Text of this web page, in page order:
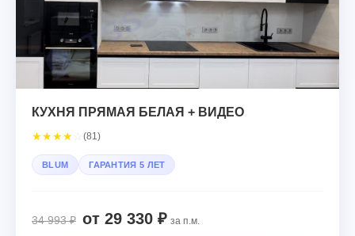
КУХНЯ ПРЯМАЯ БЕЛАЯ + ВИДЕО
★★★★ (81)
BLUM ГАРАНТИЯ 5 ЛЕТ
34 993 ₽ от 29 330 ₽ за п.м.